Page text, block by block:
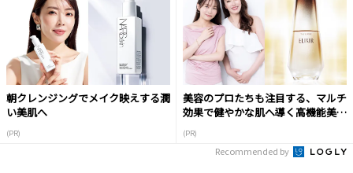
朝クレンジングでメイク映えする潤
い美肌へ
(PR)
美容のプロたちも注目する、マルチ
効果で健やかな肌へ導く高機能美容
(PR)
Recommended by